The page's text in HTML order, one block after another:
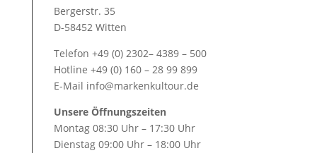
Bergerstr. 35
D-58452 Witten
Telefon +49 (0) 2302– 4389 – 500
Hotline +49 (0) 160 – 28 99 899
E-Mail info@markenkultour.de
Unsere Öffnungszeiten
Montag 08:30 Uhr – 17:30 Uhr
Dienstag 09:00 Uhr – 18:00 Uhr